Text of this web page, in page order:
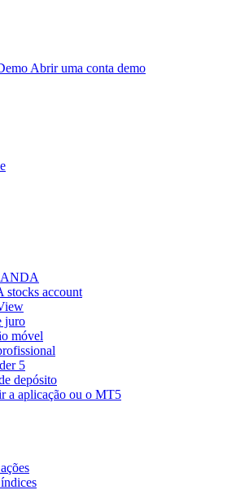
Abrir uma conta demo
account
juro
móvel
5
depósito
a aplicação ou o MT5